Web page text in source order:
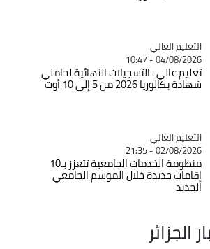
Catégorie
التعليم العالي
04/08/2026 - 10:47
تعليم عالي : التسجيلات النهائية لحاملي
شهادة بكالوريا 2026 من 5 إلى 10 أوت
Catégorie
التعليم العالي
02/08/2026 - 21:35
منظومة الخدمات الجامعية تتعزز بـ10
إقامات جديدة خلال الموسم الجامعي
الجديد